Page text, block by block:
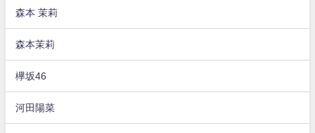
森本 茉莉
森本茉莉
欅坂46
河田陽菜